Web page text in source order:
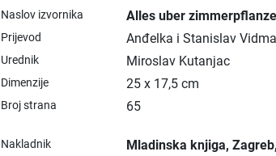
Naslov izvornika Alles uber
Prijevod Anđelka i Stanislav
Urednik Miroslav Kutanjac
Dimenzije 25 x 17,5 cm
Broj strana 65
Nakladnik Mladinska knjiga, Zagreb